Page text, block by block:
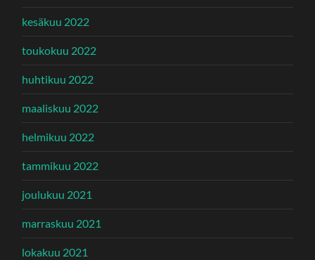
kesäkuu 2022
toukokuu 2022
huhtikuu 2022
maaliskuu 2022
helmikuu 2022
tammikuu 2022
joulukuu 2021
marraskuu 2021
lokakuu 2021